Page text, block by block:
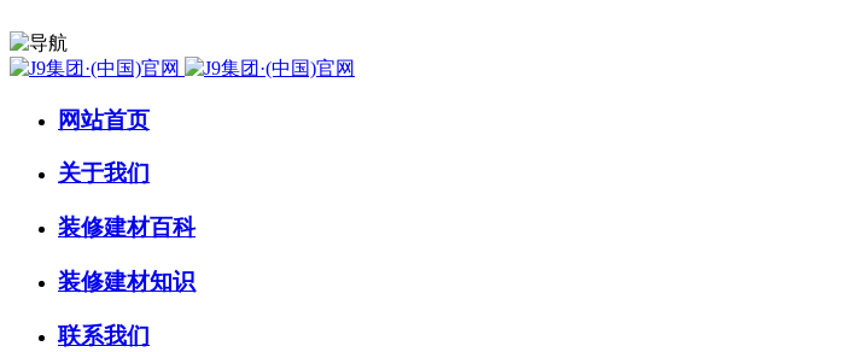
网站首页
关于我们
装修建材百科
装修建材知识
联系我们